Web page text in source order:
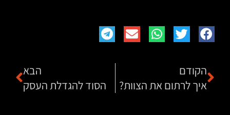
הקודם
איך לרתום את הצוות?
הבא
הסוד להגדלת העסק